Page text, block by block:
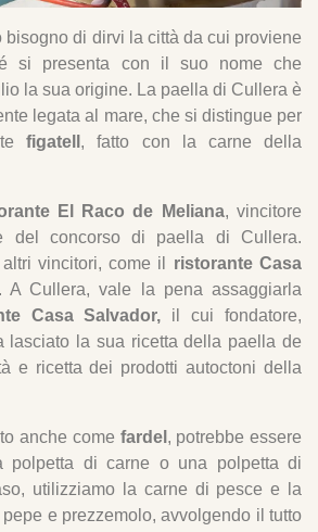
bisogno di dirvi la città da cui proviene
si presenta con il suo nome che
la sua origine. La paella di Cullera è
legata al mare, che si distingue per
figatell , fatto con la carne della
El Raco de Meliana, vincitore
del concorso di paella di Cullera.
vincitori, come il ristorante Casa
A Cullera, vale la pena assaggiarla
Casa Salvador, il cui fondatore,
lasciato la sua ricetta della paella de
e ricetta dei prodotti autoctoni della
anche come fardel , potrebbe essere
polpetta di carne o una polpetta di
utilizziamo la carne di pesce e la
e prezzemolo, avvolgendo il tutto